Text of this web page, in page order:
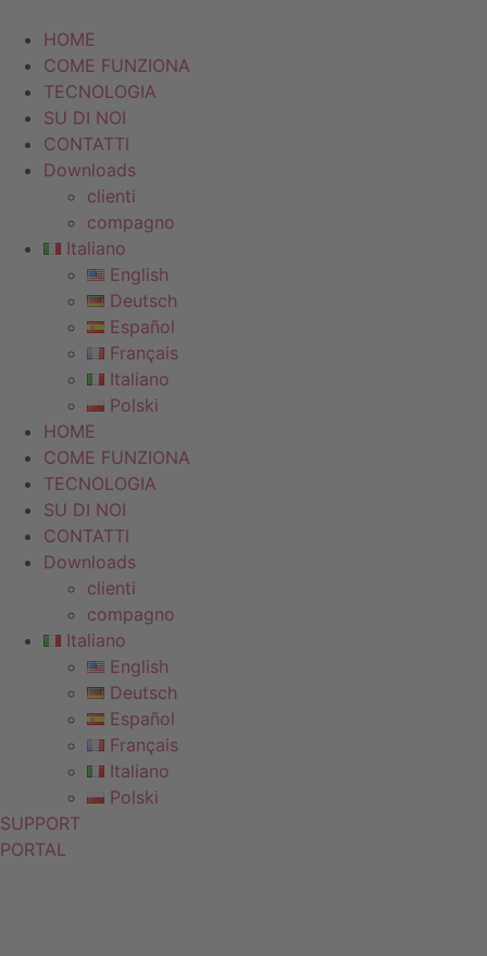
contenuto
HOME
COME FUNZIONA
TECNOLOGIA
SU DI NOI
CONTATTI
Downloads
clienti
compagno
Italiano
English
Deutsch
Español
Français
Italiano
Polski
HOME
COME FUNZIONA
TECNOLOGIA
SU DI NOI
CONTATTI
Downloads
clienti
compagno
Italiano
English
Deutsch
Español
Français
Italiano
Polski
SUPPORT
PORTAL